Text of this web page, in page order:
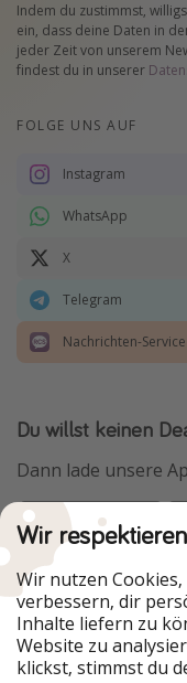
Indem du zustimmst,
ein, dass deine Daten in
jeder Zeit von unserem
findest du in unserer
FOLGE UNS AUF
Instagram
WhatsApp
X
Telegram
Nachrichten-Service
Du willst keinen
Dann lade unsere
Urlaubspiraten ist
Unsere Märkte
PiratinViaggio
VakantiePiraten
Wir
Wir nutzen
verbessern, dir
Inhalte liefern zu
Website zu
klickst, stimmst du